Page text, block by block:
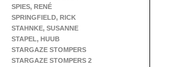
SPIES, RENÉ
SPRINGFIELD, RICK
STAHNKE, SUSANNE
STAPEL, HUUB
STARGAZE STOMPERS
STARGAZE STOMPERS 2